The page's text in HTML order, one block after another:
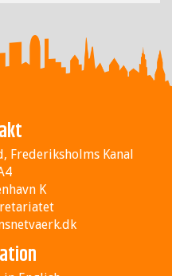
Frederiksholms Kanal
K